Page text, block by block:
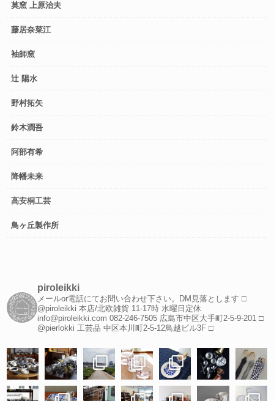
莫窯 上原治夫
藤居奈菜江
袖師窯
辻 陽水
野村拓矢
鈴木潤吾
阿部有希
降幡未来
高安桐工芸
鳥ヶ丘製作所
piroleikki
メールor電話にてお問い合わせ下さい。DM見落とします □
@piroleikki 本店/北欧雑貨 11-17時 水曜日定休
info@piroleikki.com 082-246-7505 広島市中区大手町2-5-9-201 □
@pierlokki 工芸品 中区本川町2-5-12鳥越ビル3F □